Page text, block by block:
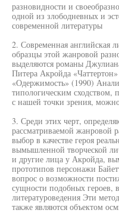
разновидности и
одной из злободневных и
современной литературы
2. Современная английская
образцы этой жанровой
выделяются романы
Питера Акройда
«Одержимость» (1990)
типологическим сходством,
с нашей точки зрения,
3. Среди этих черт,
рассматриваемой жанровой
выбор в качестве героя
вымышленной творческой
и другие лица у Акройда,
прототипов персонажи
вопрос о возможности
сущности подобных героев,
литературоведения Эти
также являются объектом